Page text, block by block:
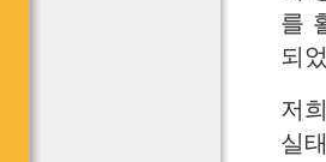
를
되
저
실